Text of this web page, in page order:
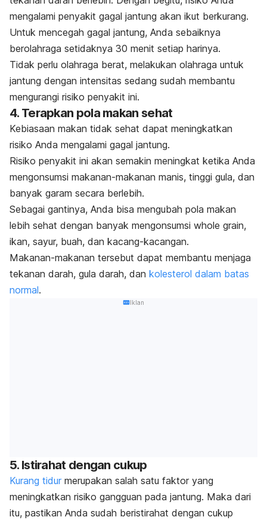
mengalami penyakit gagal jantung akan ikut berkurang.
Untuk mencegah gagal jantung, Anda sebaiknya
berolahraga setidaknya 30 menit setiap harinya.
Tidak perlu olahraga berat, melakukan olahraga untuk
jantung dengan intensitas sedang sudah membantu
mengurangi risiko penyakit ini.
4. Terapkan pola makan sehat
Kebiasaan makan tidak sehat dapat meningkatkan
risiko Anda mengalami gagal jantung.
Risiko penyakit ini akan semakin meningkat ketika Anda
mengonsumsi makanan-makanan manis, tinggi gula, dan
banyak garam secara berlebih.
Sebagai gantinya, Anda bisa mengubah pola makan
lebih sehat dengan banyak mengonsumsi whole grain,
ikan, sayur, buah, dan kacang-kacangan.
Makanan-makanan tersebut dapat membantu menjaga
tekanan darah, gula darah, dan kolesterol dalam batas
normal.
Iklan
5. Istirahat dengan cukup
Kurang tidur merupakan salah satu faktor yang
meningkatkan risiko gangguan pada jantung. Maka dari
itu, pastikan Anda sudah beristirahat dengan cukup